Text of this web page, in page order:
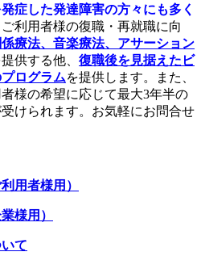
症した発達障害の方々にも多く
ご利用者様の復職・再就職に向
療法、音楽療法、アサーション
供する他、 復職後を見据えたビ
ログラムを提供します。また、
様の希望に応じて最大3年半の
けられます。お気軽にお問合せ
用者様用）
様用）
て